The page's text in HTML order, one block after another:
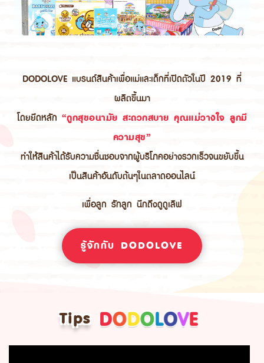
DODOLOVE แบรนด์สินค้าเพื่อแม่และเด็กที่เปิดตัวในปี 2019 ที่
ผลิตขึ้นมา
โดยยึดหลัก “ถูกสุขอนามัย สะดวกสบาย คุณแม่วางใจ ลูกมี
ความสุข”
ทำให้สินค้าได้รับความชื่นชอบจากผู้บริโภคอย่างรวกเร็วจนขยับขึ้น
เป็นสินค้าอันดับต้นๆในตลาดออนไลน์
เพื่อลูก รักลูก นึกถึงดูดูเลิฟ
รู้จักกับ DODOLOVE
Tips